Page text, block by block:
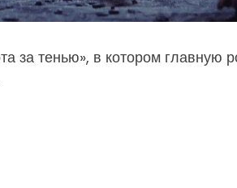
тенью», в котором главную